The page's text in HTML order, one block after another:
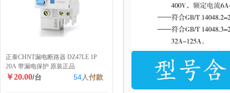
正泰CHNT漏电断路器 DZ47LE 1P
20A 带漏电保护 原装正品
￥20.00/台 54人付款